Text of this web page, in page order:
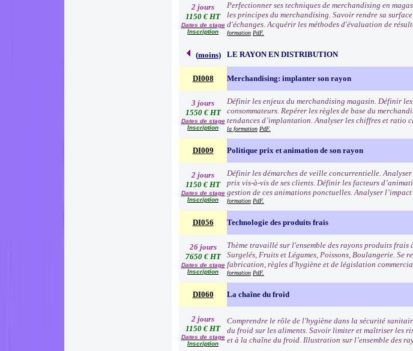
2 jours
1150 € HT
Dates de stage
Inscription
Perfectionner ses techniques de merchandising en
les principes du merchandising. Savoir rendre sa
d'échanges. Acquérir les méthodes d'évaluation de
formation PdF.
(moins) LE RAYON EN DISTRIBUTION
DI008 Merchandising: implanter son rayon
3 jours
1550 € HT
Dates de stage
Inscription
Définir les enjeux du merchandising magasin. Définir les
consommateurs. Repérer les règles de base du
tendances d’implantation. Analyser les chiffres et ratio
la formation PdF.
DI009 Politique prix et animation de son rayon
2 jours
1150 € HT
Dates de stage
Inscription
Définir les démarches de veille concurrentielle.
prix vis-à-vis de ses clients. Définir les facteurs
gestion de ces animations ponctuelles. Analyser
formation PdF.
DI056 Technologie des produits frais
26 jours
7650 € HT
Dates de stage
Inscription
Thème travaillé sur l'ensemble des rayons produits
Surgelés, Fruits et Légumes, Poissons, Boulangerie.
fabrication, règles d'hygiène et de législation
formation PdF.
DI060 La chaîne du froid
2 jours
1150 € HT
Dates de stage
Inscription
Comprendre le rôle de l'hygiène dans la sécurité
du froid sur les aliments. Savoir limiter et maîtriser les
et à la chaîne du froid. Illustration sur l’ensemble des